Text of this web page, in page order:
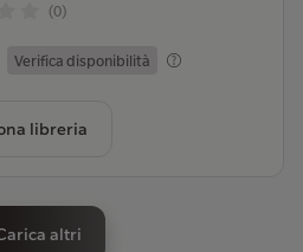
(0)
Verifica disponibilità
libreria
altri